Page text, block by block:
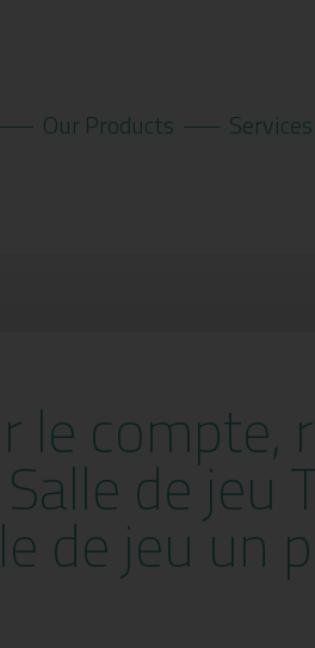
Our Products Services
le
de jeu
de jeu un